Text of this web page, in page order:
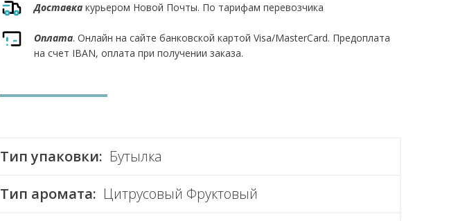
Доставка курьером Новой Почты. По тарифам перевозчика
Оплата. Онлайн на сайте банковской картой Visa/MasterCard. Предоплата
на счет IBAN, оплата при получении заказа.
Тип упаковки: Бутылка
Тип аромата: Цитрусовый Фруктовый